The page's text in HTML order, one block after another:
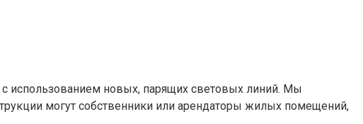
использованием новых, парящих световых линий. Мы
могут собственники или арендаторы жилых помещений,